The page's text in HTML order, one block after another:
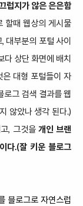
럽지가 않은 은은함
할때 웹상의 게시물
대부분의 포털 사이
상단 화면에 배치
대형 포털들이 자
그 검색 결과를 웹
않았나 생각 된다.)
, 그것을 개인 브랜
다.(잘 키운 블로그
블로그로 자연스럽